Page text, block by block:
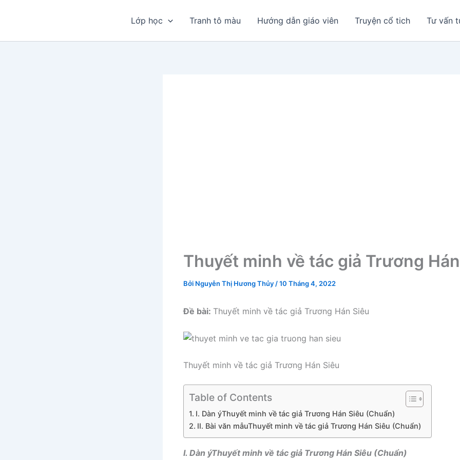
Lớp học Tranh tô màu Hướng dẫn giáo viên Truyện cổ tich Tư vấn
Thuyết minh về tác giả Trương
Bởi Nguyễn Thị Hương Thủy /10 Tháng 4, 2022
Đề bài: Thuyết minh về tác giả Trương Hán Siêu
Thuyết minh về tác giả Trương Hán Siêu
Table of Contents
I. Dàn ýThuyết minh về tác giả Trương Hán Siêu (Chuẩn)
II. Bài văn mẫuThuyết minh về tác giả Trương Hán Siêu (Chuẩn)
I. Dàn ýThuyết minh về tác giả Trương Hán Siêu (Chuẩn)